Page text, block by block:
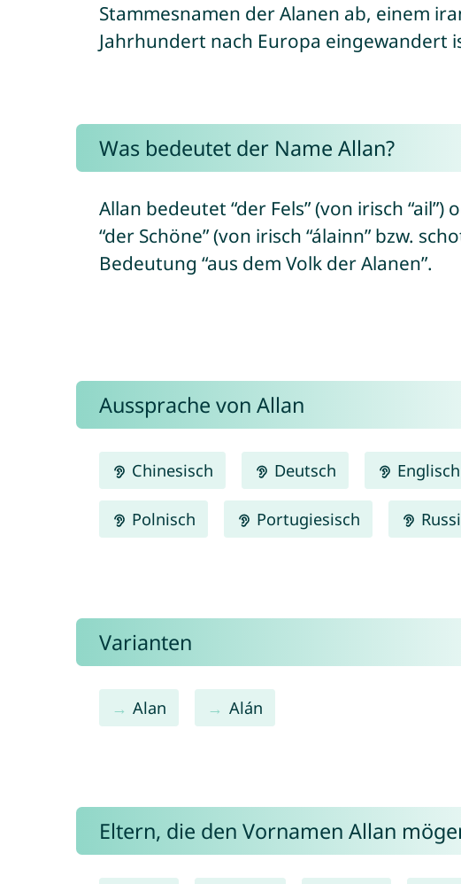
Stammesnamen der Alanen ab, einem
Jahrhundert nach Europa eingewandert
Was bedeutet der Name Allan?
Allan bedeutet “der Fels” (von irisch “ail”)
“der Schöne” (von irisch “álainn” bzw.
Bedeutung “aus dem Volk der Alanen”.
Aussprache von Allan
Chinesisch Deutsch Englisch
Polnisch Portugiesisch
Varianten
Alan Alán
Eltern, die den Vornamen Allan